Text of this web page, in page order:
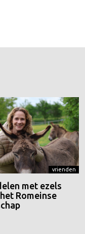
vrienden
met ezels
Romeinse